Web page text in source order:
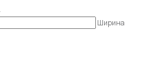
Ширина